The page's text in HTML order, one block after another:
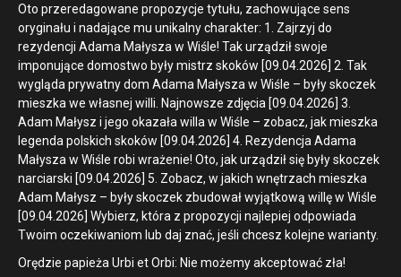
Oto przeredagowane propozycje tytułu, zachowujące sens
oryginału i nadające mu unikalny charakter: 1. Zajrzyj do
rezydencji Adama Małysza w Wiśle! Tak urządził swoje
imponujące domostwo były mistrz skoków [09.04.2026] 2. Tak
wygląda prywatny dom Adama Małysza w Wiśle – były skoczek
mieszka we własnej willi. Najnowsze zdjęcia [09.04.2026] 3.
Adam Małysz i jego okazała willa w Wiśle – zobacz, jak mieszka
legenda polskich skoków [09.04.2026] 4. Rezydencja Adama
Małysza w Wiśle robi wrażenie! Oto, jak urządził się były skoczek
narciarski [09.04.2026] 5. Zobacz, w jakich wnętrzach mieszka
Adam Małysz – były skoczek zbudował wyjątkową willę w Wiśle
[09.04.2026] Wybierz, która z propozycji najlepiej odpowiada
Twoim oczekiwaniom lub daj znać, jeśli chcesz kolejne warianty.
Orędzie papieża Urbi et Orbi: Nie możemy akceptować zła!